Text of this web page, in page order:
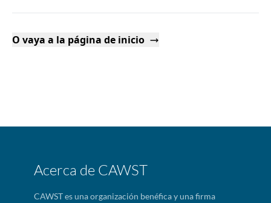
O vaya a la página de inicio
Acerca de CAWST
CAWST es una organización benéfica y una firma